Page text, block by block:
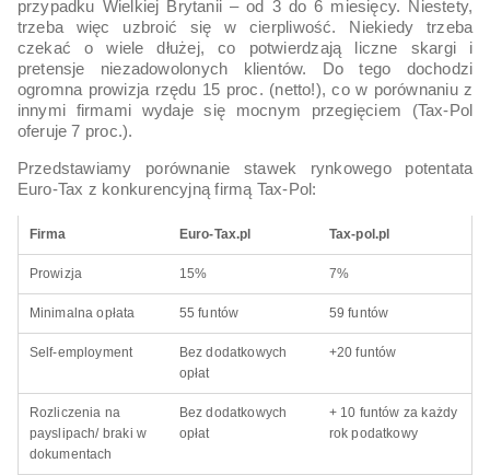
przypadku Wielkiej Brytanii – od 3 do 6 miesięcy. Niestety,
trzeba więc uzbroić się w cierpliwość. Niekiedy trzeba
czekać o wiele dłużej, co potwierdzają liczne skargi i
pretensje niezadowolonych klientów. Do tego dochodzi
ogromna prowizja rzędu 15 proc. (netto!), co w porównaniu z
innymi firmami wydaje się mocnym przegięciem (Tax-Pol
oferuje 7 proc.).
Przedstawiamy porównanie stawek rynkowego potentata
Euro-Tax z konkurencyjną firmą Tax-Pol:
Firma Euro-Tax.pl Tax-pol.pl
Prowizja 15% 7%
Minimalna opłata 55 funtów 59 funtów
Self-employment
Bez dodatkowych
opłat
+20 funtów
Rozliczenia na
payslipach/ braki w
dokumentach
Bez dodatkowych
opłat
+ 10 funtów za każdy
rok podatkowy